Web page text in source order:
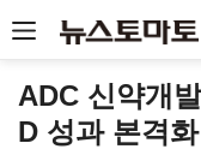
ADC 신약개
D 성과 본격화